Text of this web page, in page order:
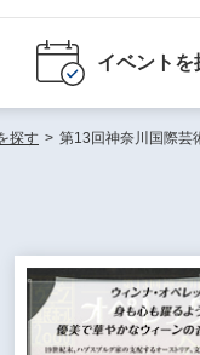
イベントを
探す > 第13回神奈川国際